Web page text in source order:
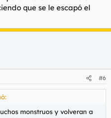
que se le escapó el
#6
monstruos y volveran a